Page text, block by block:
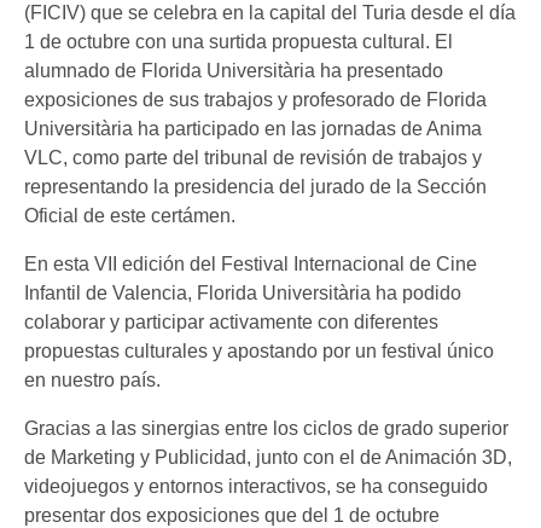
(FICIV) que se celebra en la capital del Turia desde el día
1 de octubre con una surtida propuesta cultural. El
alumnado de Florida Universitària ha presentado
exposiciones de sus trabajos y profesorado de Florida
Universitària ha participado en las jornadas de Anima
VLC, como parte del tribunal de revisión de trabajos y
representando la presidencia del jurado de la Sección
Oficial de este certámen.
En esta VII edición del Festival Internacional de Cine
Infantil de Valencia, Florida Universitària ha podido
colaborar y participar activamente con diferentes
propuestas culturales y apostando por un festival único
en nuestro país.
Gracias a las sinergias entre los ciclos de grado superior
de Marketing y Publicidad, junto con el de Animación 3D,
videojuegos y entornos interactivos, se ha conseguido
presentar dos exposiciones que del 1 de octubre